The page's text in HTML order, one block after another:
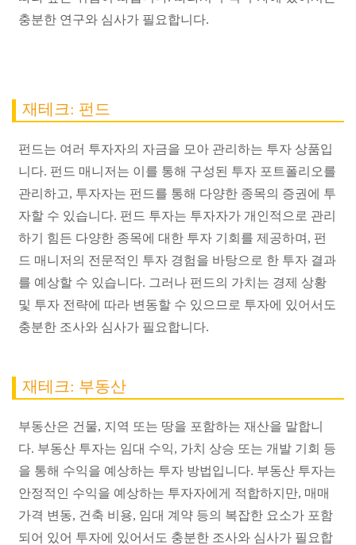
충분한 연구와 심사가 필요합니다.
재테크: 펀드
펀드는 여러 투자자의 자금을 모아 관리하는 투자 상품입
니다. 펀드 매니저는 이를 통해 구성된 투자 포트폴리오를
관리하고, 투자자는 펀드를 통해 다양한 종목의 증권에 투
자할 수 있습니다. 펀드 투자는 투자자가 개인적으로 관리
하기 힘든 다양한 종목에 대한 투자 기회를 제공하며, 펀
드 매니저의 전문적인 투자 경험을 바탕으로 한 투자 결과
를 예상할 수 있습니다. 그러나 펀드의 가치는 경제 상황
및 투자 전략에 따라 변동할 수 있으므로 투자에 있어서도
충분한 조사와 심사가 필요합니다.
재테크: 부동산
부동산은 건물, 지역 또는 땅을 포함하는 재산을 말합니
다. 부동산 투자는 임대 수익, 가치 상승 또는 개발 기회 등
을 통해 수익을 예상하는 투자 방법입니다. 부동산 투자는
안정적인 수익을 예상하는 투자자에게 적합하지만, 매매
가격 변동, 건축 비용, 임대 계약 등의 복잡한 요소가 포함
되어 있어 투자에 있어서도 충분한 조사와 심사가 필요합